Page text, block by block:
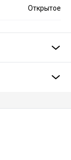
Открытое